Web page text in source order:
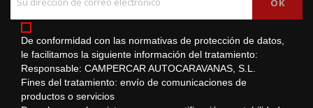
De conformidad con las normativas de protección de datos,
le facilitamos la siguiente información del tratamiento:
Responsable: CAMPERCAR AUTOCARAVANAS, S.L.
Fines del tratamiento: envío de comunicaciones de
productos o servicios